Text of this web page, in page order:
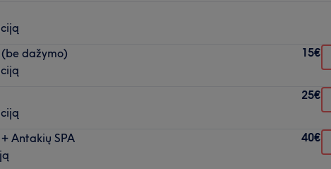
dažymo)
15€
25€
Antakių SPA
40€